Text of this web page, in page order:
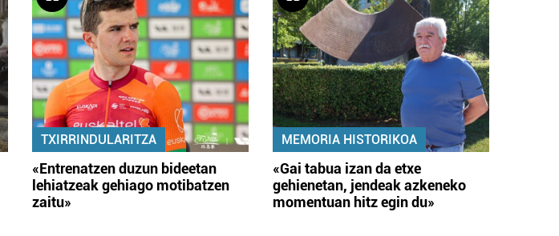
TXIRRINDULARITZA
«Entrenatzen duzun bideetan
lehiatzeak gehiago motibatzen
zaitu»
MEMORIA HISTORIKOA
«Gai tabua izan da etxe
gehienetan, jendeak azkeneko
momentuan hitz egin du»